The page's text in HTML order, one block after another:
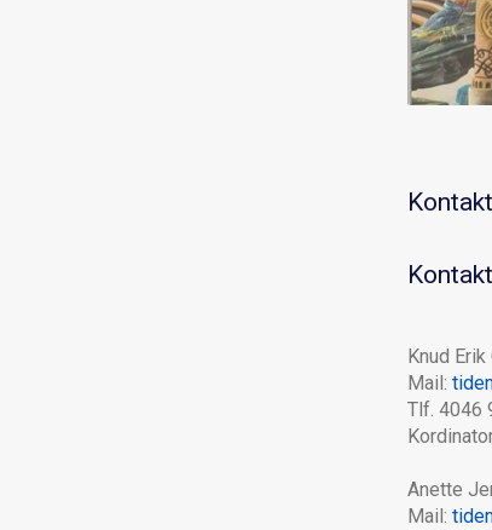
Knud
Mail:
Tlf. 4046
Anette
Mail: